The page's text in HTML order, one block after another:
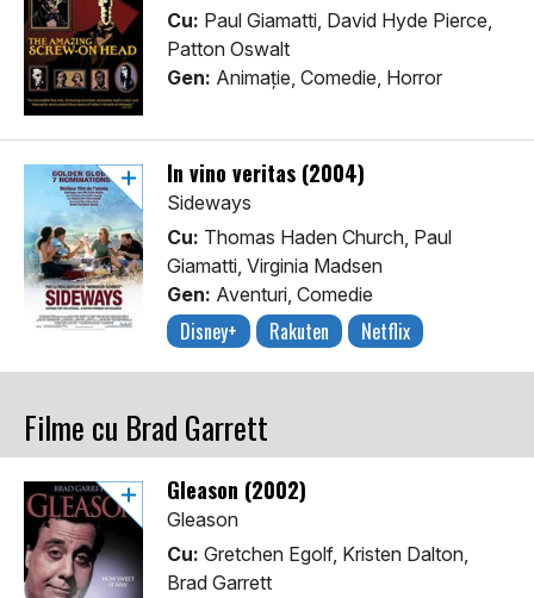
Cu: Paul Giamatti, David Hyde Pierce,
Patton Oswalt
Gen: Animaţie, Comedie, Horror
In vino veritas (2004)
Sideways
Cu: Thomas Haden Church, Paul
Giamatti, Virginia Madsen
Gen: Aventuri, Comedie
Disney+ Rakuten Netflix
Filme cu Brad Garrett
Gleason (2002)
Gleason
Cu: Gretchen Egolf, Kristen Dalton,
Brad Garrett